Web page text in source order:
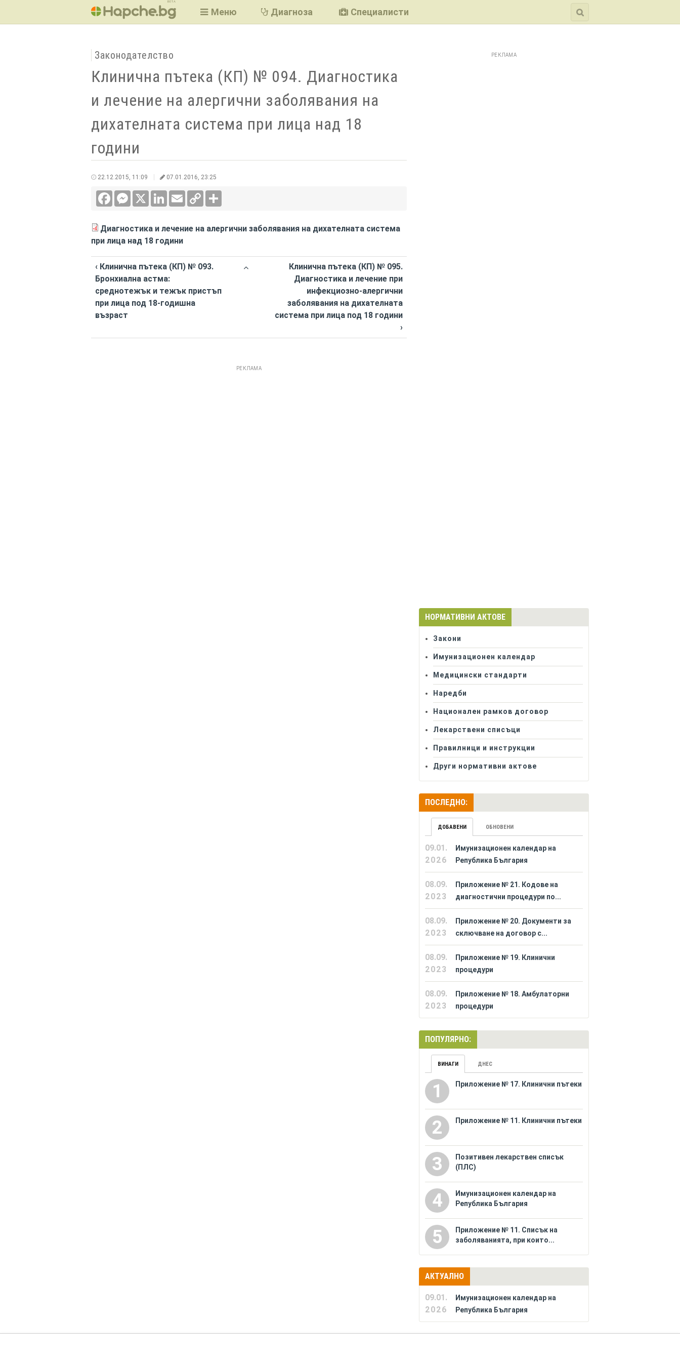
BETA
Меню Диагноза Специалисти
Законодателство
Клинична пътека (КП) № 094. Диагностика
и лечение на алергични заболявания на
дихателната система при лица над 18
години
22.12.2015, 11:09 07.01.2016, 23:25
FacebookMessenger LinkedInEmail
Copy
Link
Диагностика и лечение на алергични заболявания на дихателната система
при лица над 18 години
‹ Клинична пътека (КП) № 093.
Бронхиална астма:
среднотежък и тежък пристъп
при лица под 18-годишна
възраст
Клинична пътека (КП) № 095.
Диагностика и лечение при
инфекциозно-алергични
заболявания на дихателната
система при лица под 18 години
›
РЕКЛАМА
РЕКЛАМА
НОРМАТИВНИ АКТОВЕ
Закони
Имунизационен календар
Медицински стандарти
Наредби
Национален рамков договор
Лекарствени списъци
Правилници и инструкции
Други нормативни актове
ПОСЛЕДНО:
ДОБАВЕНИ ОБНОВЕНИ
09.01.
2026
Имунизационен календар на
Република България
08.09.
2023
Приложение № 21. Кодове на
диагностични процедури по...
08.09.
2023
Приложение № 20. Документи за
сключване на договор с...
08.09.
2023
Приложение № 19. Клинични
процедури
08.09.
2023
Приложение № 18. Амбулаторни
процедури
ПОПУЛЯРНО:
ВИНАГИ ДНЕС
1 Приложение № 17. Клинични пътеки
2 Приложение № 11. Клинични пътеки
3
Позитивен лекарствен списък
(ПЛС)
4
Имунизационен календар на
Република България
5
Приложение № 11. Списък на
заболяванията, при които...
АКТУАЛНО
09.01.
2026
Имунизационен календар на
Република България